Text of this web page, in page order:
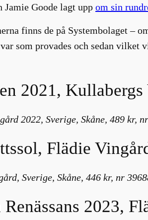
Jamie Goode lagt upp om sin
finns de på Systembolaget –
som provades och sedan vilket
2021, Kullabergs
2022, Sverige, Skåne, 489 kr,
Flädie
Sverige, Skåne, 446 kr, nr
2023,